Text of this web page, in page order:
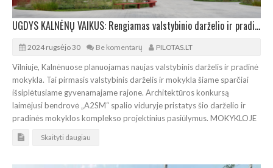
UGDYS KALNĖNŲ VAIKUS: Rengiamas valstybinio darželio ir pradinės mokyklos projekto pristatymas
2024 rugsėjo 30 Be komentarų PILOTAS.LT
Vilniuje, Kalnėnuose planuojamas naujas valstybinis darželis ir pradinė
mokykla. Tai pirmasis valstybinis darželis ir mokykla šiame sparčiai
išsiplėtusiame gyvenamajame rajone. Architektūros konkursą
laimėjusi bendrovė „A2SM“ spalio viduryje pristatys šio darželio ir
pradinės mokyklos komplekso projektinius pasiūlymus. MOKYKLOJE
Skaityti daugiau